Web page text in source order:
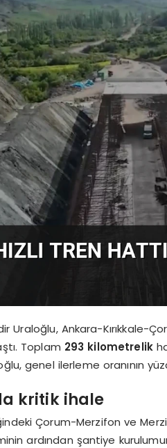
Uraloğlu, Ankara-Kırıkkale-
Toplam 293 kilometrelik
genel ilerleme oranının
kritik ihale
Çorum-Merzifon ve
ardından şantiye